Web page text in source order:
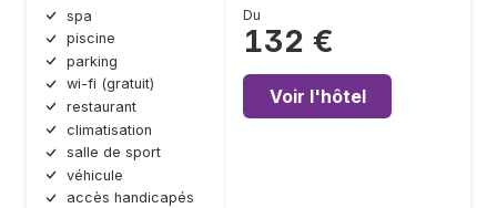
spa
piscine
parking
wi-fi (gratuit)
restaurant
climatisation
salle de sport
véhicule
accès handicapés
Du
132 €
Voir l'hôtel